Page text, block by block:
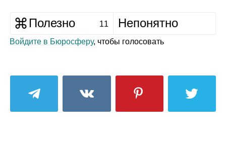
Полезно 11 Непонятно
Войдите в Бюросферу, чтобы голосовать